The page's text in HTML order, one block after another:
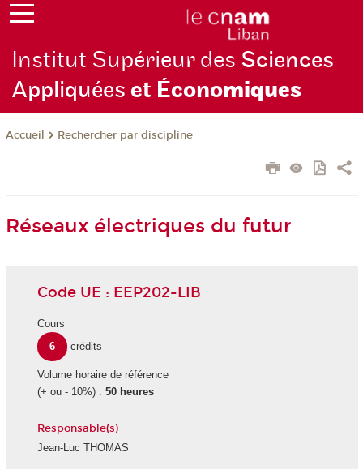
Institut Supérieur des Sciences
Appliquéeset Économiques
Accueil Rechercher par discipline
Réseaux électriques du futur
Code UE : EEP202-LIB
Cours
6
crédits
Volume horaire de référence
(+ ou - 10%) : 50 heures
Responsable(s)
Jean-Luc THOMAS